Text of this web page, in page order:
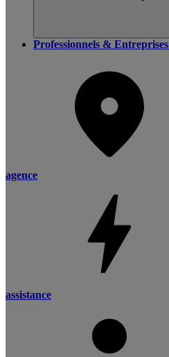
Professionnels & Entreprises
agence
assistance